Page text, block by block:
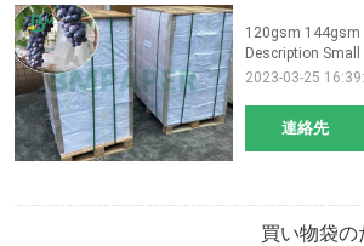
連絡先
120gsm 144gsm
Description
2023-03-25
買い物袋